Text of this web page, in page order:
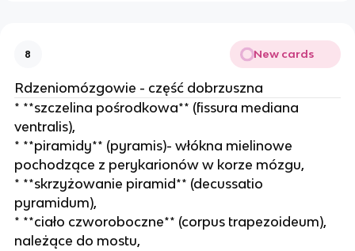
8 New cards
Rdzeniomózgowie - część dobrzuszna
* **szczelina pośrodkowa** (fissura mediana
ventralis),
* **piramidy** (pyramis)- włókna mielinowe
pochodzące z perykarionów w korze mózgu,
* **skrzyżowanie piramid** (decussatio
pyramidum),
* **ciało czworoboczne** (corpus trapezoideum),
należące do mostu,